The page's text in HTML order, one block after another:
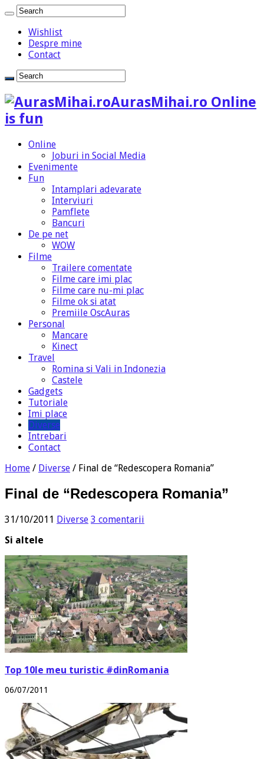
Wishlist
Despre mine
Contact
AurasMihai.ro Online
is fun
Online
Joburi in Social Media
Evenimente
Fun
Intamplari adevarate
Interviuri
Pamflete
Bancuri
De pe net
WOW
Filme
Trailere comentate
Filme care imi plac
Filme care nu-mi plac
Filme ok si atat
Premiile OscAuras
Personal
Mancare
Kinect
Travel
Romina si Vali in Indonezia
Castele
Gadgets
Tutoriale
Imi place
Diverse
Intrebari
Contact
Home / Diverse / Final de “Redescopera Romania”
Final de “Redescopera Romania”
31/10/2011 Diverse 3 comentarii
Si altele
Top 10le meu turistic #dinRomania
06/07/2011